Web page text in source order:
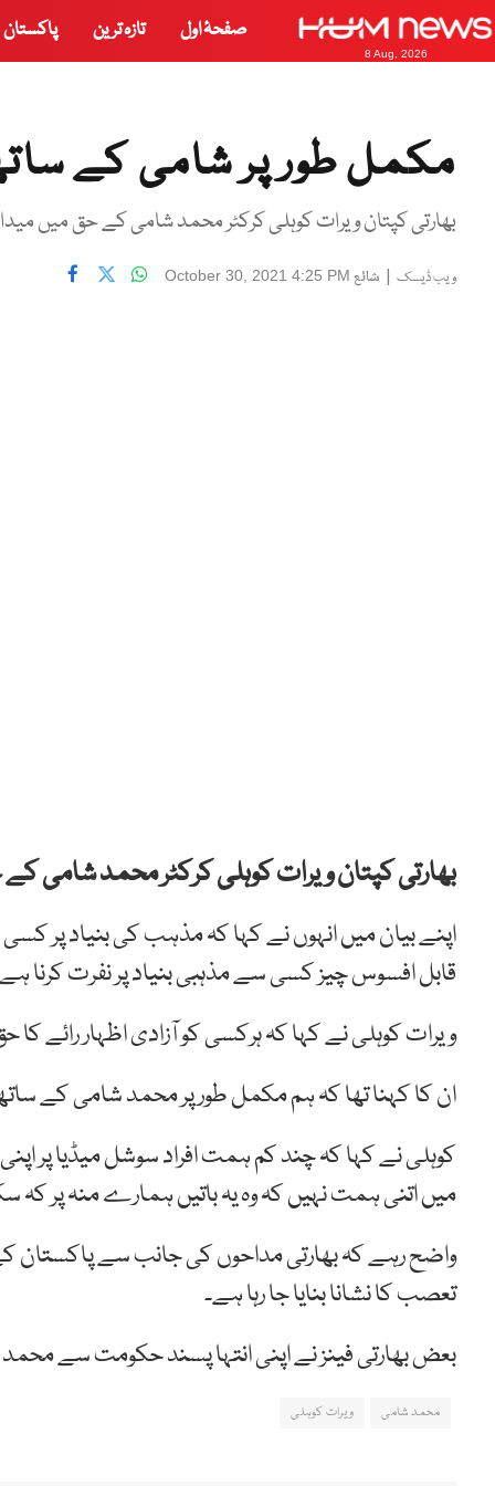
8 Aug, 2026
صفحۂ اول تازہ ترین پاکستان
مکمل طور پر شامی کے
بھارتی کپتان ویرات کوہلی کرکٹر محمد شامی کے حق میں
ویب ڈیسک | شائع October 30, 2021 4:25 PM
بھارتی کپتان ویرات کوہلی کرکٹر محمد شامی
اپنے بیان میں انہوں نے کہا کہ مذہب کی بنیاد پر
قابل افسوس چیز کسی سے مذہبی بنیاد پر نفرت کرنا
ویرات کوہلی نے کہا کہ ہرکسی کو آزادی اظہار رائے کا
ان کا کہنا تھا کہ ہم مکمل طور پر محمد شامی کے ساتھ کھڑے ہیں اور
کوہلی نے کہا کہ چند کم ہمت افراد سوشل میڈیا پر
میں اتنی ہمت نہیں کہ وہ یہ باتیں ہمارے منہ پر کہ
واضح رہے کہ بھارتی مداحوں کی جانب سے
تعصب کا نشانا بنایا جا رہا ہے۔
بعض بھارتی فینز نے اپنی انتہا پسند حکومت سے
محمد شامی ویرات کوہلی